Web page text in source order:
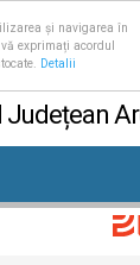
și navigarea în
exprimați acordul
Detalii
Județean